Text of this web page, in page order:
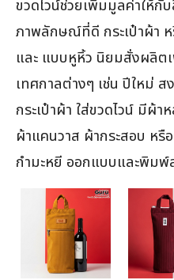
ขวดไวน์ช่วยเพิ่มมูลค่าให้
ภาพลักษณ์ที่ดี กระเป๋าผ้า
และ แบบหูหิ้ว นิยมสั่งผลิต
เทศกาลต่างๆ เช่น ปีใหม่
กระเป๋าผ้า ใส่ขวดไวน์ มีผ้า
ผ้าแคนวาส ผ้ากระสอบ หรื
กำมะหยี ออกแบบและพิมพ์